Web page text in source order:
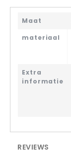
Maat
materiaal
Extra
informatie
REVIEWS